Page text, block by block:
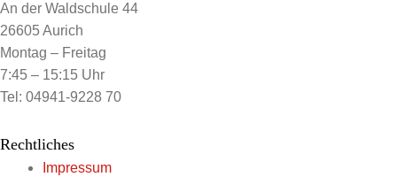
An der Waldschule 44
26605 Aurich
Montag – Freitag
7:45 – 15:15 Uhr
Tel: 04941-9228 70
Rechtliches
Impressum